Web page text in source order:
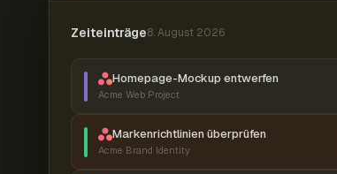
Zeiteinträge8. August 2026
Homepage-Mockup entwerfen
Acme Web Project
Markenrichtlinien überprüfen
Acme Brand Identity